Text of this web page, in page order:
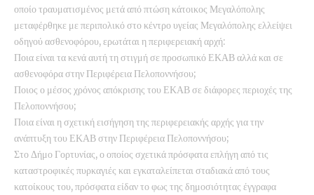
οποίο τραυματισμένος μετά από πτώση κάτοικος Μεγαλόπολης
μεταφέρθηκε με περιπολικό στο κέντρο υγείας Μεγαλόπολης ελλείψει
οδηγού ασθενοφόρου, ερωτάται η περιφερειακή αρχή:
Ποια είναι τα κενά αυτή τη στιγμή σε προσωπικό ΕΚΑΒ αλλά και σε
ασθενοφόρα στην Περιφέρεια Πελοποννήσου;
Ποιος ο μέσος χρόνος απόκρισης του ΕΚΑΒ σε διάφορες περιοχές της
Πελοποννήσου;
Ποια είναι η σχετική εισήγηση της περιφερειακής αρχής για την
ανάπτυξη του ΕΚΑΒ στην Περιφέρεια Πελοποννήσου;
Στο Δήμο Γορτυνίας, ο οποίος σχετικά πρόσφατα επλήγη από τις
καταστροφικές πυρκαγιές και εγκαταλείπεται σταδιακά από τους
κατοίκους του, πρόσφατα είδαν το φως της δημοσιότητας έγγραφα